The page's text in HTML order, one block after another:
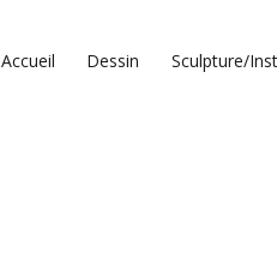
Accueil Dessin Sculpture/